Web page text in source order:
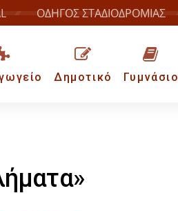
ΟΔΗΓΟΣ ΣΤΑΔΙΟΔΡΟΜΙΑΣ
Δημοτικό Γυμνάσιο